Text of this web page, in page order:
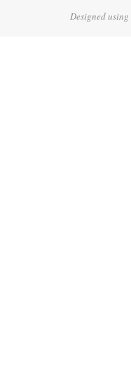
Designed using